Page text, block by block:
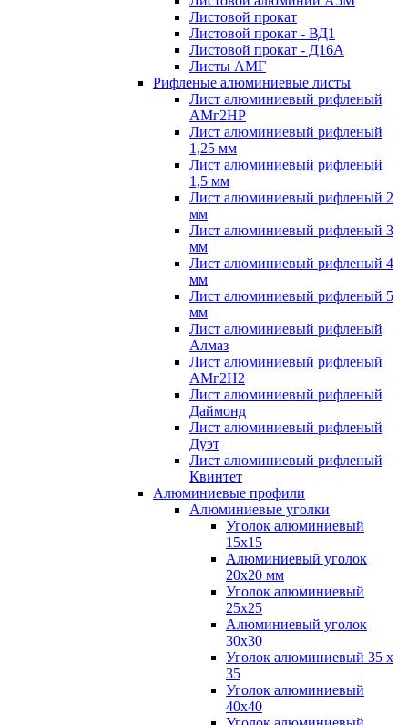
Листовой прокат
Листовой прокат - ВД1
Листовой прокат - Д16А
Листы АМГ
Рифленые алюминиевые листы
Лист алюминиевый рифленый
АМг2НР
Лист алюминиевый рифленый
1,25 мм
Лист алюминиевый рифленый
1,5 мм
Лист алюминиевый рифленый 2
мм
Лист алюминиевый рифленый 3
мм
Лист алюминиевый рифленый 4
мм
Лист алюминиевый рифленый 5
мм
Лист алюминиевый рифленый
Алмаз
Лист алюминиевый рифленый
АМг2Н2
Лист алюминиевый рифленый
Даймонд
Лист алюминиевый рифленый
Дуэт
Лист алюминиевый рифленый
Квинтет
Алюминиевые профили
Алюминиевые уголки
Уголок алюминиевый
15х15
Алюминиевый уголок
20х20 мм
Уголок алюминиевый
25х25
Алюминиевый уголок
30х30
Уголок алюминиевый 35 х
35
Уголок алюминиевый
40х40